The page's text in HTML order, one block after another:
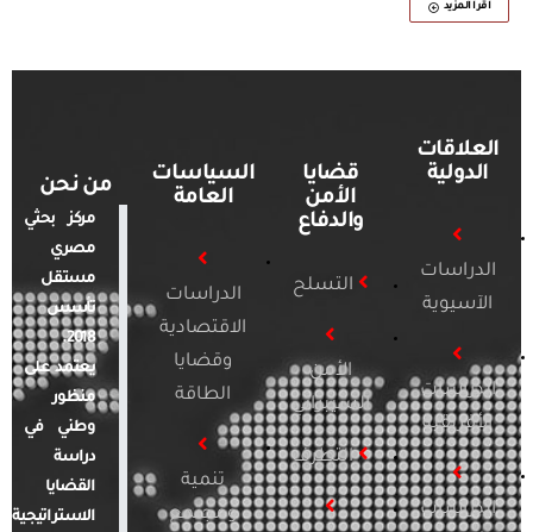
أقرأ المزيد
العلاقات
الدولية
الدراسات
الآسيوية
الدراسات
الأفريقية
الدراسات
قضايا
الأمن
والدفاع
التسلح
الأمن
السيبراني
التطرف
السياسات
العامة
الدراسات
الاقتصادية
وقضايا
الطاقة
تنمية
ومجتمع
من نحن
مركز بحثي
مصري
مستقل
تأسس
2018.
يعتمد على
منظور
وطني في
دراسة
القضايا
الاستراتيجية